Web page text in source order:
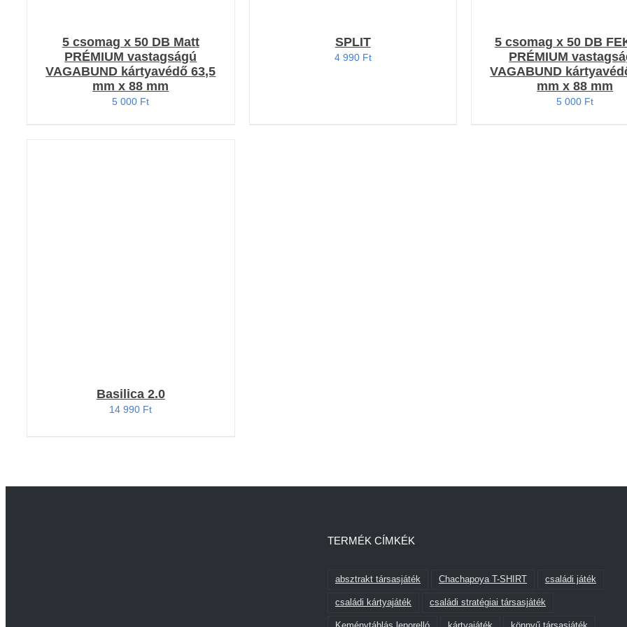
5 csomag x 50 DB Matt
PRÉMIUM vastagságú
VAGABUND kártyavédő 63,5
mm x 88 mm
5 000 Ft
SPLIT
4 990 Ft
5 csomag x 50 DB
PRÉMIUM
VAGABUND
mm x 88 mm
5 000 Ft
Basilica 2.0
14 990 Ft
TERMÉK CÍMKÉK
absztrakt társasjáték Chachapoya T-SHIRT családi játék
családi kártyajáték családi stratégiai társasjáték